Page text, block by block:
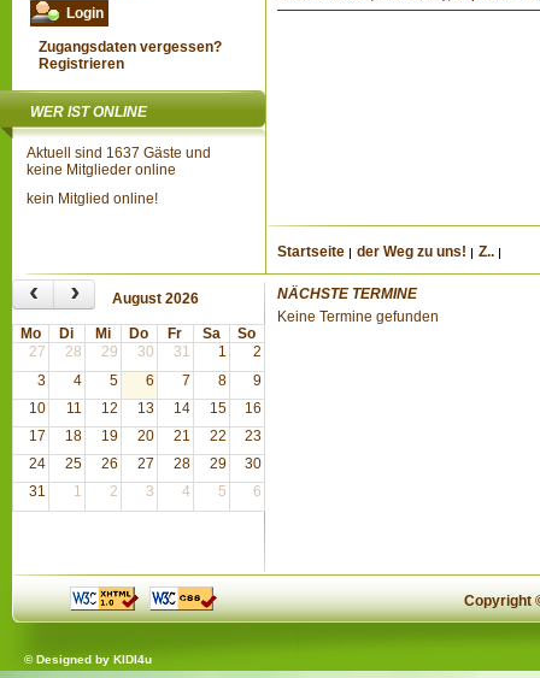
Zugangsdaten vergessen?
Registrieren
WER IST ONLINE
Aktuell sind 1637 Gäste und
keine Mitglieder online
kein Mitglied online!
Startseite der Weg zu uns! Z..
‹ › August 2026
Mo Di Mi Do Fr Sa
So
27
28 29 30 31 1
2
3
4 5 6 7 8
9
10
11 12 13 14 15
16
17
18 19 20 21 22
23
24
25 26 27 28 29
30
31
1 2 3 4 5 6
NÄCHSTE TERMINE
Keine Termine gefunden
Copyright
© Designed by KIDI4u